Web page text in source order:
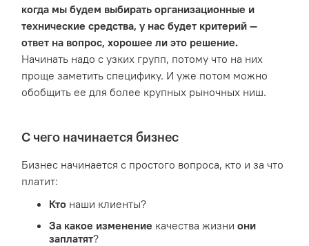
когда мы будем выбирать организационные и
технические средства, у нас будет критерий —
ответ на вопрос, хорошее ли это решение.
Начинать надо с узких групп, потому что на них
проще заметить специфику. И уже потом можно
обобщить ее для более крупных рыночных ниш.
С чего начинается бизнес
Бизнес начинается с простого вопроса, кто и за что
платит:
Кто наши клиенты?
За какое изменение качества жизниони
заплатят?